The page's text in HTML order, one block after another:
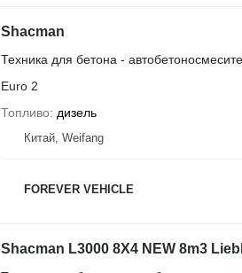
Shacman
Техника для бетона -
Euro 2
Топливо
дизель
Китай, Weifang
FOREVER VEHICLE
Shacman L3000 8X4 NEW 8m3